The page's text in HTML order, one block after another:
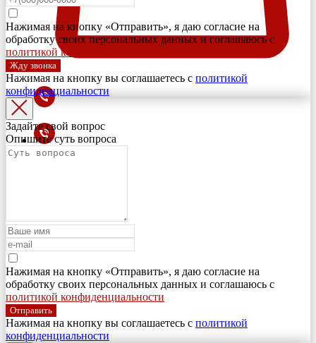
Нажимая на кнопку «Отправить», я даю согласие на
обработку своих персональных данных и соглашаюсь с
политикой конфиденциальности
Жду звонка
Нажимая на кнопку вы соглашаетесь с политикой
конфиденциальности
Задайте свой вопрос
Опишите суть вопроса
Нажимая на кнопку «Отправить», я даю согласие на
обработку своих персональных данных и соглашаюсь с
политикой конфиденциальности
Отправить
Нажимая на кнопку вы соглашаетесь с политикой
конфиденциальности